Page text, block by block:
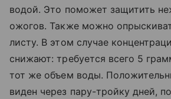
водой. Это поможет защитить
ожогов. Также можно
листу. В этом случае
снижают: требуется всего 5
тот же объем воды.
виден через пару-тройку дней,